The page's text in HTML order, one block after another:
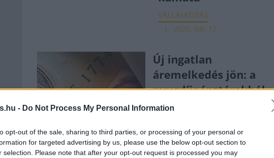
- Do Not Process My Personal Information
opt-out of the sale, sharing to third parties, or processing of your personal or
for targeted advertising by us, please use the below opt-out section to
selection. Please note that after your opt-out request is processed you may
VÁLLALKOZÁS
2025. feb. 17.
Új ingatlan
áremelkedés jön: a
nyugdíjpénztárakból
is több százmilliárd
piacra
PÉNZÜGY 2024. nov. 27.